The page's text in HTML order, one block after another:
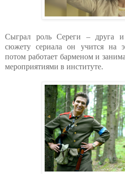
Сыграл роль Сереги – друга
сюжету сериала он учится на
потом работает барменом и
мероприятиями в институте.